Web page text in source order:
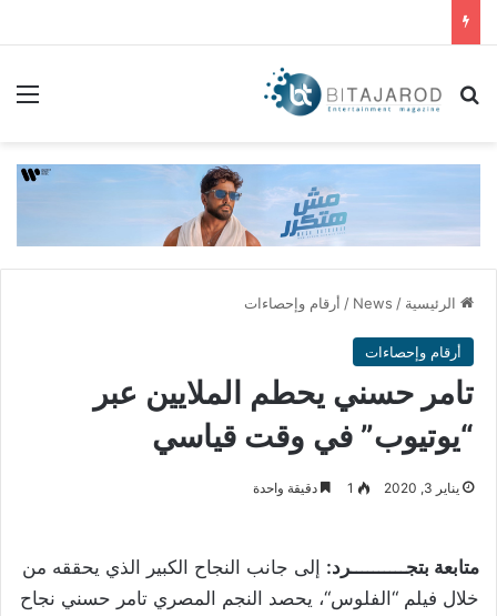
بحث عن
الرئيسية /
News
/ أرقام وإحصاءات
أرقام وإحصاءات
تامر حسني يحطم الملايين عبر
“يوتيوب” في وقت قياسي‬
يناير 3, 2020 1 دقيقة واحدة
متابعة بتجــــــــــرد: إلى جانب النجاح الكبير الذي يحققه من
خلال فيلم “ الفلوس“، يحصد النجم المصري تامر حسني نجاح